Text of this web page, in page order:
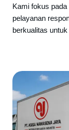
Kami fokus
pelayanan
berkualitas